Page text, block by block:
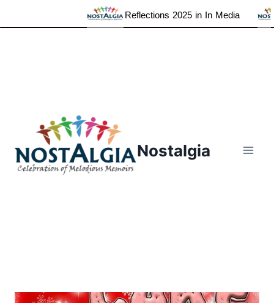
Reflections 2025 in In Media
Nostalgia